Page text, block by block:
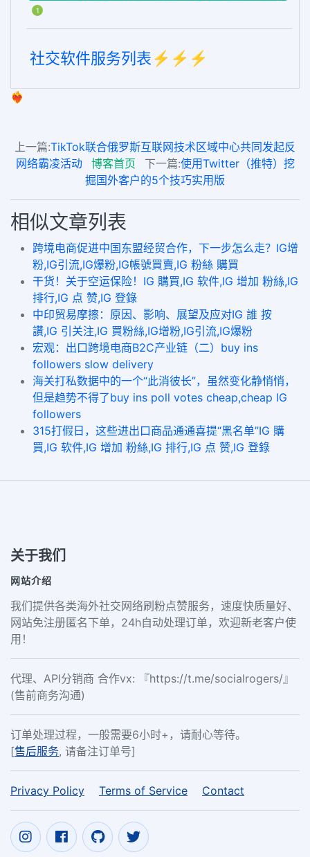
1
社交软件服务列表⚡️⚡️⚡️
❤️‍🔥
上一篇:TikTok联合俄罗斯互联网技术区域中心共同发起反
网络霸凌活动
博客首页 下一篇:使用Twitter（推特）挖
掘国外客户的5个技巧实用版
相似文章列表
跨境电商促进中国东盟经贸合作，下一步怎么走？IG增
粉,IG引流,IG爆粉,IG帳號買賣,IG 粉絲 購買
干货！关于空运保险！IG 購買,IG 软件,IG 增加 粉絲,IG
排行,IG 点 赞,IG 登錄
中印贸易摩擦：原因、影响、展望及应对IG 誰 按
讚,IG 引关注,IG 買粉絲,IG增粉,IG引流,IG爆粉
宏观：出口跨境电商B2C产业链（二）buy ins
followers slow delivery
海关打私数据中的一个“此消彼长”，虽然变化静悄悄，
但是趋势不得了buy ins poll votes cheap,cheap IG
followers
315打假日，这些进出口商品通通喜提“黑名单”IG 購
買,IG 软件,IG 增加 粉絲,IG 排行,IG 点 赞,IG 登錄
关于我们
网站介绍
我们提供各类海外社交网络刷粉点赞服务，速度快质量好、
网站免注册匿名下单，24h自动处理订单，欢迎新老客户使
用！
代理、API分销商 合作vx: 『https://t.me/socialrogers/』
(售前商务沟通)
订单处理过程，一般需要6小时+，请耐心等待。
[售后服务, 请备注订单号]
Privacy Policy Terms of Service Contact